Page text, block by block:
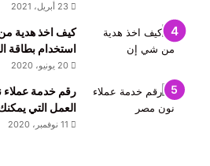
23 أبريل، 2021
كيف اخذ هدية
استخدام بطاقة
20 يونيو، 2020
رقم خدمة عملاء
العمل التي
11 نوفمبر، 2020